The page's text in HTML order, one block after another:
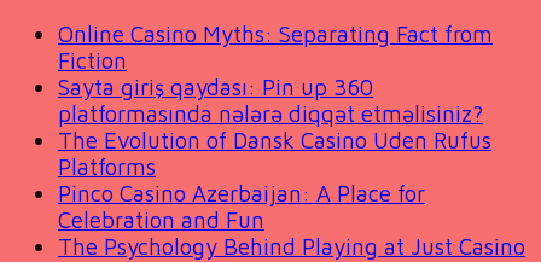
Online Casino Myths: Separating Fact from
Fiction
Sayta giriş qaydası: Pin up 360
platformasında nələrə diqqət etməlisiniz?
The Evolution of Dansk Casino Uden Rufus
Platforms
Pinco Casino Azerbaijan: A Place for
Celebration and Fun
The Psychology Behind Playing at Just Casino